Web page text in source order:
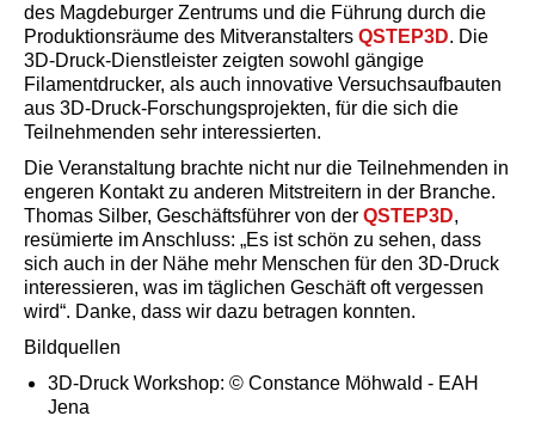
des Magdeburger Zentrums und die Führung durch die
Produktionsräume des Mitveranstalters QSTEP3D. Die
3D-Druck-Dienstleister zeigten sowohl gängige
Filamentdrucker, als auch innovative Versuchsaufbauten
aus 3D-Druck-Forschungsprojekten, für die sich die
Teilnehmenden sehr interessierten.
Die Veranstaltung brachte nicht nur die Teilnehmenden in
engeren Kontakt zu anderen Mitstreitern in der Branche.
Thomas Silber, Geschäftsführer von der QSTEP3D,
resümierte im Anschluss: „Es ist schön zu sehen, dass
sich auch in der Nähe mehr Menschen für den 3D-Druck
interessieren, was im täglichen Geschäft oft vergessen
wird“. Danke, dass wir dazu betragen konnten.
Bildquellen
3D-Druck Workshop: © Constance Möhwald - EAH
Jena